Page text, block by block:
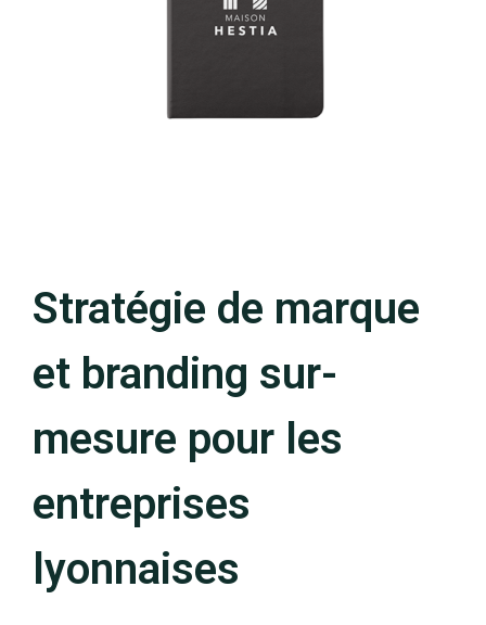
Stratégie de marque
et branding sur-
mesure pour les
entreprises
lyonnaises